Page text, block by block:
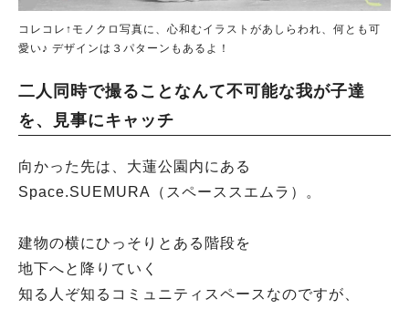
コレコレ↑モノクロ写真に、心和むイラストがあしらわれ、何とも可
愛い♪ デザインは３パターンもあるよ！
二人同時で撮ることなんて不可能な我が子達
を、見事にキャッチ
向かった先は、大蓮公園内にある
Space.SUEMURA（スペーススエムラ）。
建物の横にひっそりとある階段を
地下へと降りていく
知る人ぞ知るコミュニティスペースなのですが、